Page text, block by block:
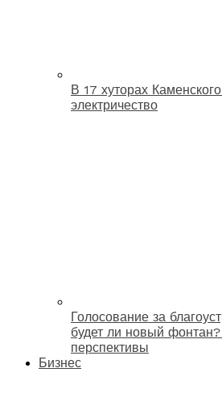
В 17 хуторах
электричество
Голосование за
будет ли новый
перспективы
Бизнес